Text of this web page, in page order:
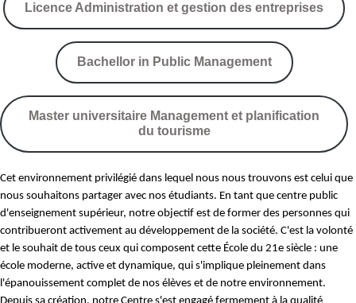
Licence Administration et gestion des entreprises
Bachellor in Public Management
Master universitaire Management et planification
du tourisme
Cet environnement privilégié dans lequel nous nous trouvons est celui que
nous souhaitons partager avec nos étudiants. En tant que centre public
d'enseignement supérieur, notre objectif est de former des personnes qui
contribueront activement au développement de la société. C'est la volonté
et le souhait de tous ceux qui composent cette École du 21e siècle : une
école moderne, active et dynamique, qui s'implique pleinement dans
l'épanouissement complet de nos élèves et de notre environnement.